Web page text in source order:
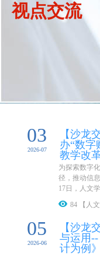
视点交流
03
2026-07
【沙龙
办“数字
教学改
为探索数字
径，推动信
17日，人文
84 【人
05
2026-06
【沙龙
与运用
计为例》